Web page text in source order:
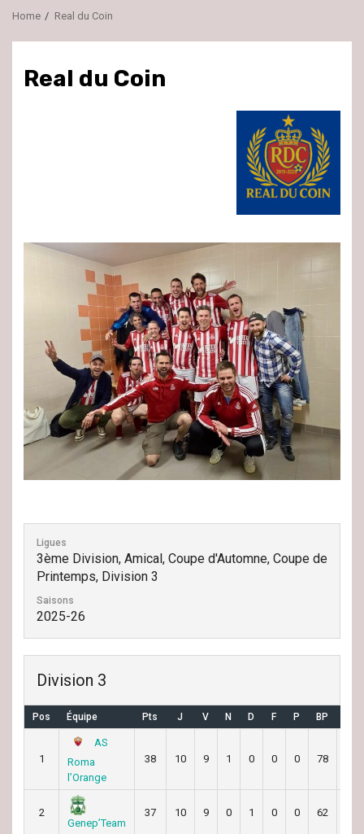
Home Real du Coin
Real du Coin
Ligues
3ème Division, Amical, Coupe d'Automne, Coupe de
Printemps, Division 3
Saisons
2025-26
Division 3
Pos Équipe Pts J V N D F P BP
1
AS
Roma
l’Orange
38 10 9 1 0 0 0 78
2
Genep’Team
37 10 9 0 1 0 0 62